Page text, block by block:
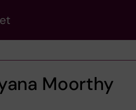
Moorthy